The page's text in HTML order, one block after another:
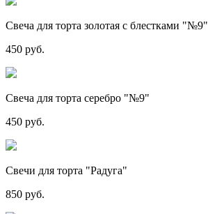
Свеча для торта золотая с блестками "№9"
450 руб.
Свеча для торта серебро "№9"
450 руб.
Свечи для торта "Радуга"
850 руб.